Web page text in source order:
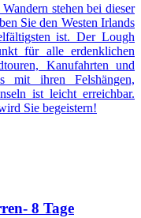
stehen bei dieser
Sie den Westen Irlands
ist. Der Lough
für alle erdenklichen
Kanufahrten und
mit ihren Felshängen,
ist leicht erreichbar.
Sie begeistern!
8 Tage